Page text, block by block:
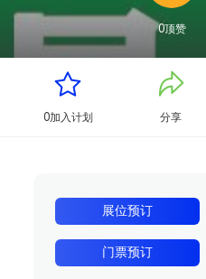
0顶赞
0加入计划 分享
展位预订
门票预订